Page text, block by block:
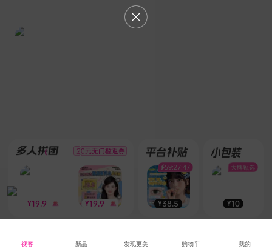
20元无门槛返券
¥19.9 ¥19.9 ¥38.5
59:27:47
¥10
大牌甄选
视客 新品 发现更美 购物车 我的